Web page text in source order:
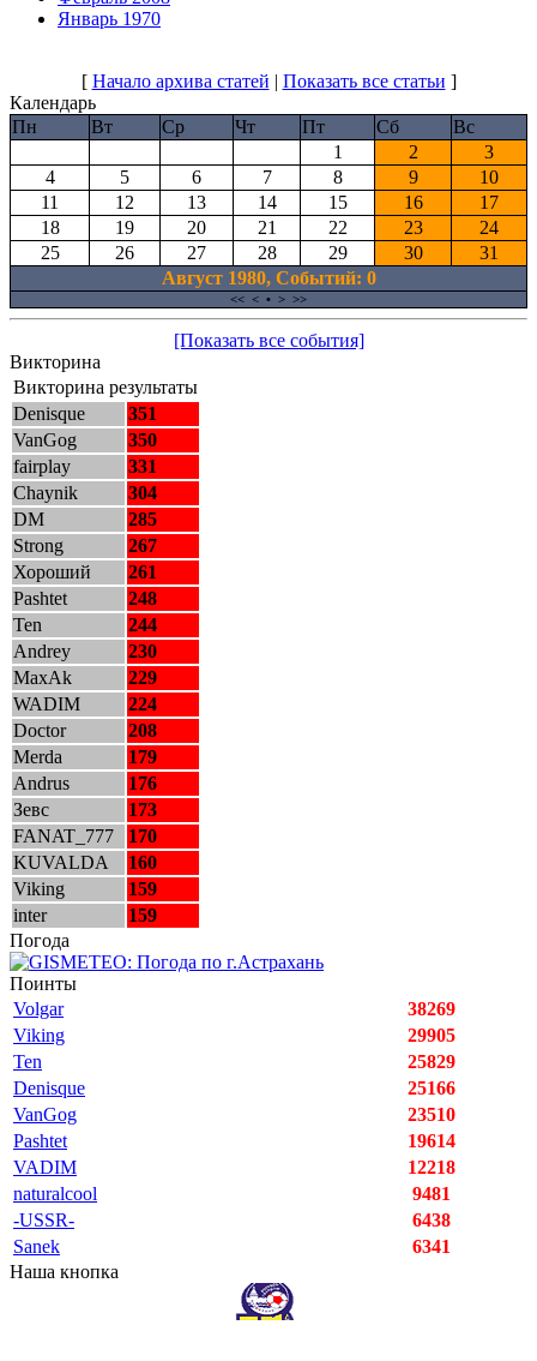
Январь 1970
[ Начало архива статей | Показать все статьи ]
Календарь
Пн
Вт Ср Чт Пт Сб
Вс
1
2
3
4
5 6 7 8 9
10
11
12 13 14 15 16
17
18
19 20 21 22 23
24
25
26 27 28 29 30
31
Август 1980, Cобытий: 0
<< < • > >>
[Показать все события]
Викторина
Викторина результаты
Denisque
351
VanGog
350
fairplay
331
Chaynik
304
DM
285
Strong
267
Хороший
261
Pashtet
248
Ten
244
Andrey
230
MaxAk
229
WADIM
224
Doctor
208
Merda
179
Andrus
176
Зевс
173
FANAT_777
170
KUVALDA
160
Viking
159
inter
159
Погода
Поинты
Volgar
38269
Viking
29905
Ten
25829
Denisque
25166
VanGog
23510
Pashtet
19614
VADIM
12218
naturalcool
9481
-USSR-
6438
Sanek
6341
Наша кнопка